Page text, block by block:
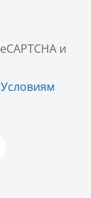
и
Условиям